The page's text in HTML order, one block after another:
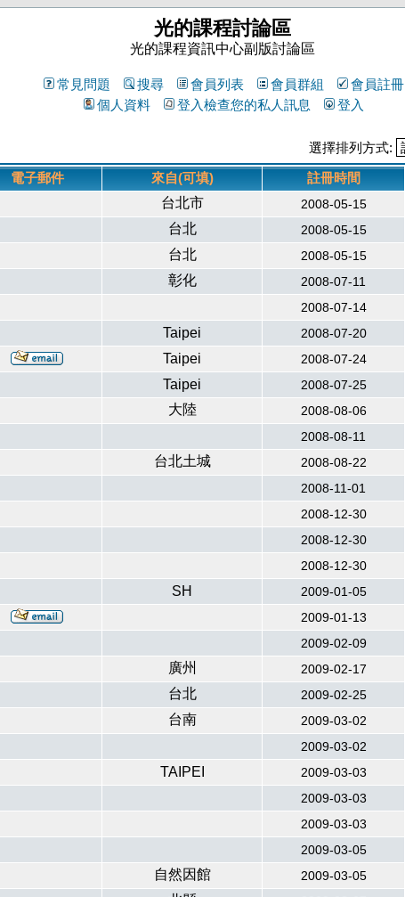
光的課程討論區
光的課程資訊中心副版討論區
常見問題 搜尋 會員列表 會員群組
會員註冊
個人資料
登入檢查您的私人訊息 登入
選擇排列方式:
電子郵件 來自(可填) 註冊時間
台北市 2008-05-15
台北 2008-05-15
台北 2008-05-15
彰化 2008-07-11
2008-07-14
Taipei 2008-07-20
Taipei 2008-07-24
Taipei 2008-07-25
大陸 2008-08-06
2008-08-11
台北土城 2008-08-22
2008-11-01
2008-12-30
2008-12-30
2008-12-30
SH 2009-01-05
2009-01-13
2009-02-09
廣州 2009-02-17
台北 2009-02-25
台南 2009-03-02
2009-03-02
TAIPEI 2009-03-03
2009-03-03
2009-03-03
2009-03-05
自然因館 2009-03-05